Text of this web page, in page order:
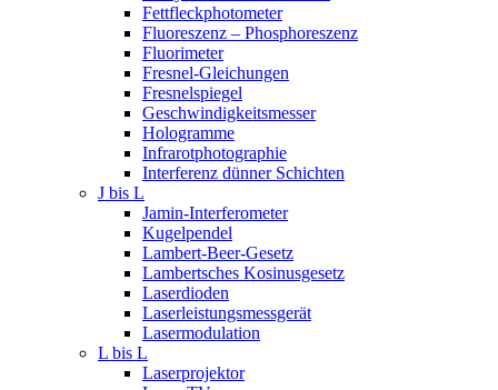
Fettfleckphotometer
Fluoreszenz – Phosphoreszenz
Fluorimeter
Fresnel-Gleichungen
Fresnelspiegel
Geschwindigkeitsmesser
Hologramme
Infrarotphotographie
Interferenz dünner Schichten
J bis L
Jamin-Interferometer
Kugelpendel
Lambert-Beer-Gesetz
Lambertsches Kosinusgesetz
Laserdioden
Laserleistungsmessgerät
Lasermodulation
L bis L
Laserprojektor